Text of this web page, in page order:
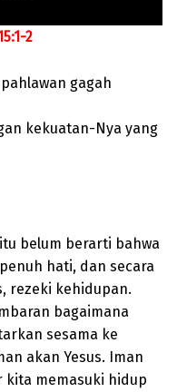
2
gagah
kekuatan-Nya yang
belum berarti bahwa
hati, dan secara
rezeki kehidupan.
bagaimana
sesama ke
akan Yesus. Iman
kita memasuki hidup